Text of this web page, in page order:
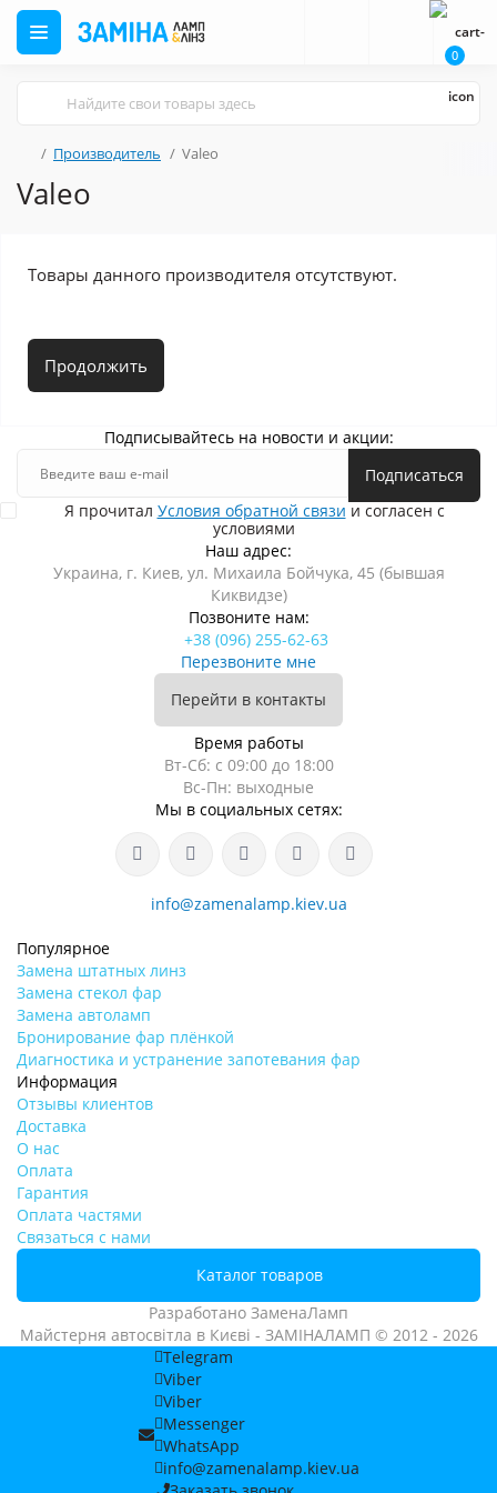
0
Производитель Valeo
Valeo
Товары данного производителя отсутствуют.
Продолжить
Подписывайтесь на новости и акции:
Подписаться
Я прочитал Условия обратной связи и согласен с
условиями
Наш адрес:
Украина, г. Киев, ул. Михаила Бойчука, 45 (бывшая
Киквидзе)
Позвоните нам:
+38 (096) 255-62-63
Перезвоните мне
Перейти в контакты
Время работы
Вт-Сб: с 09:00 до 18:00
Вс-Пн: выходные
Мы в социальных сетях:
info@zamenalamp.kiev.ua
Популярное
Замена штатных линз
Замена стекол фар
Замена автоламп
Бронирование фар плёнкой
Диагностика и устранение запотевания фар
Информация
Отзывы клиентов
Доставка
О нас
Оплата
Гарантия
Оплата частями
Связаться с нами
Каталог товаров
Разработано ЗаменаЛамп
Майстерня автосвітла в Києві - ЗАМІНАЛАМП © 2012 - 2026
Telegram
Viber
Viber
Messenger
WhatsApp
info@zamenalamp.kiev.ua